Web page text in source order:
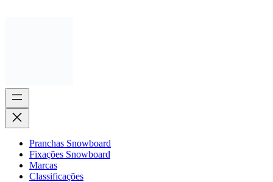
Pranchas Snowboard
Fixações Snowboard
Marcas
Classificações